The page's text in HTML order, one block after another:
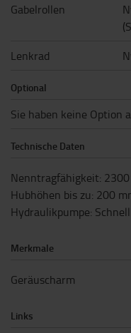
Gabelrollen
Lenkrad
Optional
Sie haben keine Option
Technische Daten
Nenntragfähigkeit: 2300
Hubhöhen bis zu: 200
Hydraulikpumpe:
Merkmale
Geräuscharm
Links